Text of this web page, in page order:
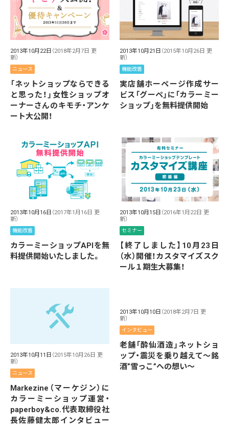
2013年10月22日 （2018年2月7日 更
新）
ニュース
「ネットショップならできる
と思った！」女性ショップオ
ーナーさんのキモチ・アンケ
ート大公開！
2013年10月21日 （2015年10月26日 更
新）
機能改善
実店舗ホーページ作成サー
ビス「グーペ」に「カラーミー
ショップ」を無料提供開始
2013年10月16日 （2017年1月16日 更
新）
機能改善
カラーミーショップAPIを無
料提供開始いたしました。
2013年10月15日 （2016年1月22日 更
新）
セミナー
【終了しました】10月23日
（水）開催！カスタマイズスク
ール１期生大募集！
2013年10月11日 （2015年10月26日 更
新）
ニュース
Markezine（マーケジン）に
カラーミーショップ運営・
paperboy&co.代表取締役社
長佐藤健太郎インタビュー
2013年10月10日 （2018年2月7日 更
新）
インタビュー
老舗「酔仙酒造」ネットショ
ップ・震災を乗り越えて～銘
酒”雪っこ”への想い～